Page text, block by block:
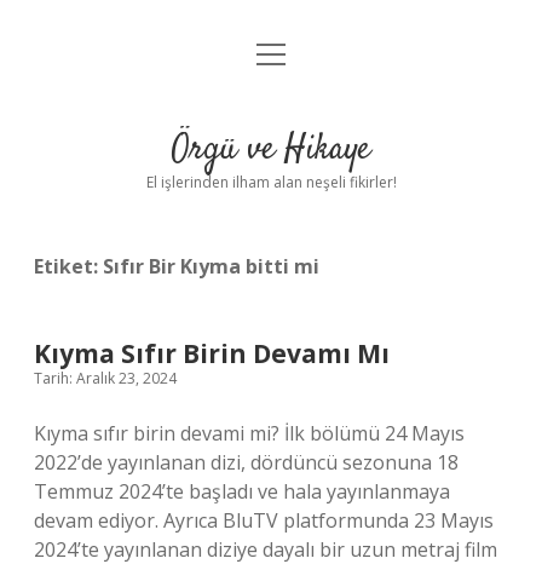
Anasayfa
Yasal Uyarı
menüyü
Örgü ve Hikaye
El işlerinden ilham alan neşeli fikirler!
Etiket: Sıfır Bir Kıyma bitti mi
Kıyma Sıfır Birin Devamı Mı
Tarih: Aralık 23, 2024
Kıyma sıfır birin devami mi? İlk bölümü 24 Mayıs
2022’de yayınlanan dizi, dördüncü sezonuna 18
Temmuz 2024’te başladı ve hala yayınlanmaya
devam ediyor. Ayrıca BluTV platformunda 23 Mayıs
2024’te yayınlanan diziye dayalı bir uzun metraj film